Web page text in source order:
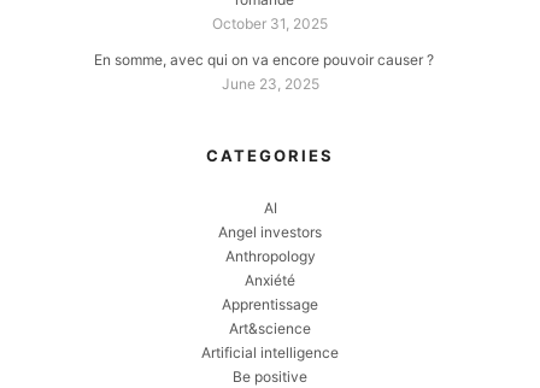
October 31, 2025
En somme, avec qui on va encore pouvoir causer ?
June 23, 2025
CATEGORIES
AI
Angel investors
Anthropology
Anxiété
Apprentissage
Art&science
Artificial intelligence
Be positive